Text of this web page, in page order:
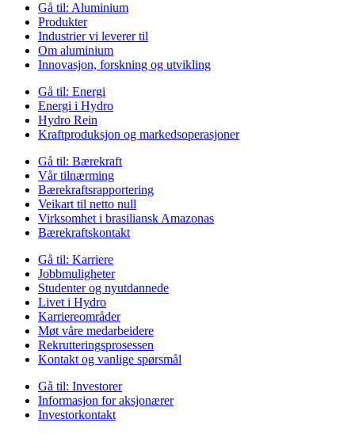
Gå til: Aluminium
Produkter
Industrier vi leverer til
Om aluminium
Innovasjon, forskning og utvikling
Gå til: Energi
Energi i Hydro
Hydro Rein
Kraftproduksjon og markedsoperasjoner
Gå til: Bærekraft
Vår tilnærming
Bærekraftsrapportering
Veikart til netto null
Virksomhet i brasiliansk Amazonas
Bærekraftskontakt
Gå til: Karriere
Jobbmuligheter
Studenter og nyutdannede
Livet i Hydro
Karriereområder
Møt våre medarbeidere
Rekrutteringsprosessen
Kontakt og vanlige spørsmål
Gå til: Investorer
Informasjon for aksjonærer
Investorkontakt